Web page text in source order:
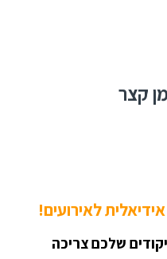
קצר
לאירועים!
שלכם צריכה